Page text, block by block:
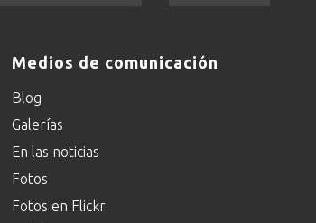
Medios de comunicación
Blog
Galerías
En las noticias
Fotos
Fotos en Flickr